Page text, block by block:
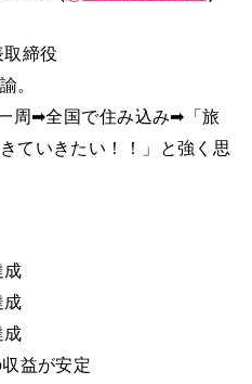
締役
。
周➡全国で住み込み➡「旅
ていきたい！！」と強く思
成
成
成
益が安定